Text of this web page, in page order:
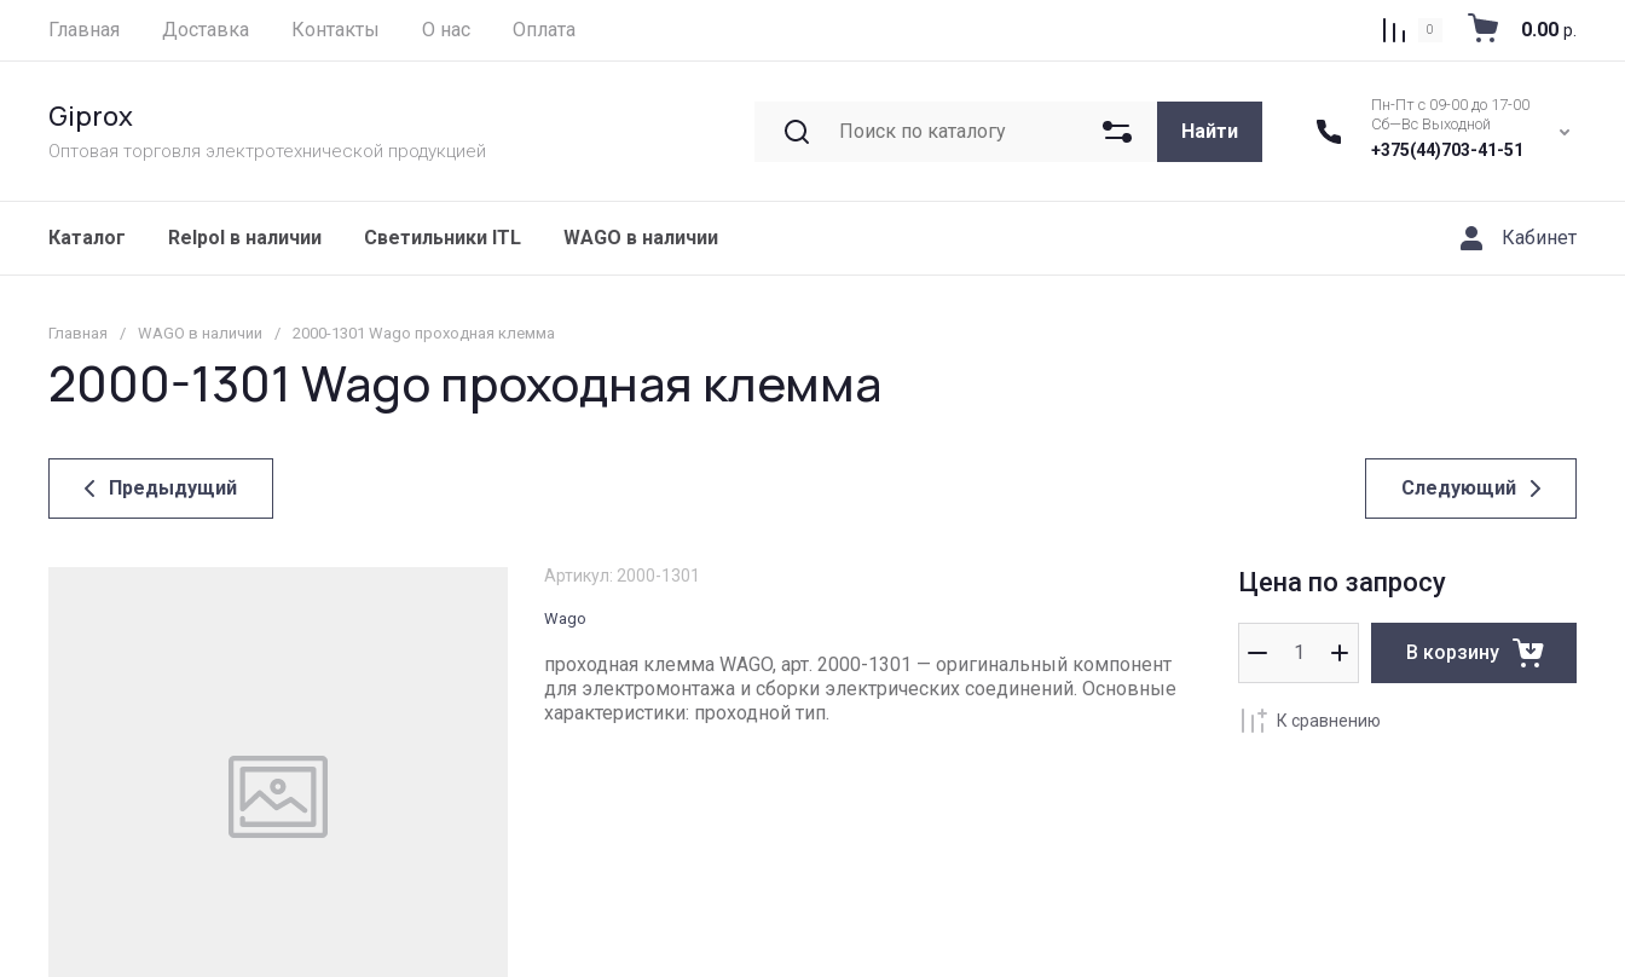
Главная Доставка Контакты О нас Оплата 0 0.00 р.
Giprox
Оптовая торговля электротехнической продукцией
Найти
Пн-Пт с 09-00 до 17-00
Сб—Вс Выходной
+375(44)703-41-51
Каталог Relpol в наличии Светильники ITL WAGO в наличии Кабинет
Главная / WAGO в наличии / 2000-1301 Wago проходная клемма
2000-1301 Wago проходная клемма
Предыдущий Следующий
Артикул: 2000-1301
Wago
проходная клемма WAGO, арт. 2000-1301 — оригинальный компонент
для электромонтажа и сборки электрических соединений. Основные
характеристики: проходной тип.
Цена по запросу
В корзину
К сравнению